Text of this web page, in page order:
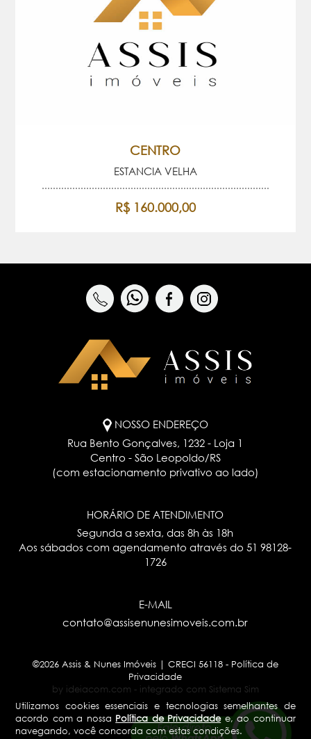
Utilizamos cookies essenciais e tecnologias semelhantes de
acordo com a nossa Política de Privacidadee, ao continuar
navegando, você concorda com estas condições.
CENTRO
ESTANCIA VELHA
R$ 160.000,00
NOSSO ENDEREÇO
Rua Bento Gonçalves, 1232 - Loja 1
Centro - São Leopoldo/RS
(com estacionamento privativo ao lado)
HORÁRIO DE ATENDIMENTO
Segunda a sexta, das 8h às 18h
Aos sábados com agendamento através do51 98128-
1726
E-MAIL
contato@assisenunesimoveis.com.br
©2026 Assis & Nunes Imóveis | CRECI 56118 - Política de
Privacidade
by ideiacom.com - integrado com Sistema Sim